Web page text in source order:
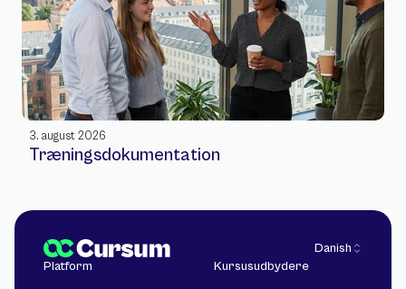
3. august 2026
Træningsdokumentation
Select Language
Danish
Platform
Kursusudbydere